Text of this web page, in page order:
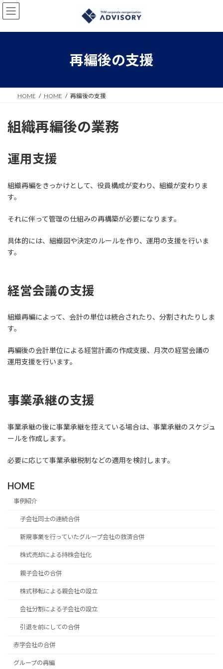
コ
ン
ン
ナ
ビ
ー
再編後の支援
HOME HOME 再編後の支援
組織再編後の業務
運用支援
組織再編をきっかけとして、役員構成が変わり、組織が変わりま
す。
それに伴って管理の仕組みの再構築が必要になります。
具体的には、組織図や決定のルールを作り、運用の支援を行いま
す。
経営会議の支援
組織再編によって、会計の単位は統合されたり、分割されたりしま
す。
再編後の会計単位による経営計画の作成支援、月次の経営会議の
運用支援を行います。
事業承継の支援
事業承継の後に事業承継を控えている場合は、事業承継のスケジュ
ールを作成します。
必要に応じて事業承継税制などの適用を検討します。
HOME
事例紹介
子会社同士の連続合併
新規事業を行っていたグループ会社の救済合併
株式売却による持株会社化
親子会社の合併
株式移転による親会社の設立
会社分割による子会社の設立
引退を前にしての合併
赤字会社の合併
グループの再編